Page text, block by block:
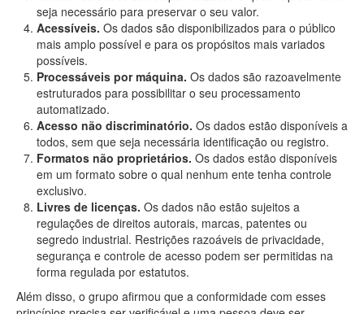
seja necessário para preservar o seu valor.
Acessíveis. Os dados são disponibilizados para o público
mais amplo possível e para os propósitos mais variados
possíveis.
Processáveis por máquina. Os dados são razoavelmente
estruturados para possibilitar o seu processamento
automatizado.
Acesso não discriminatório. Os dados estão disponíveis a
todos, sem que seja necessária identificação ou registro.
Formatos não proprietários. Os dados estão disponíveis
em um formato sobre o qual nenhum ente tenha controle
exclusivo.
Livres de licenças. Os dados não estão sujeitos a
regulações de direitos autorais, marcas, patentes ou
segredo industrial. Restrições razoáveis de privacidade,
segurança e controle de acesso podem ser permitidas na
forma regulada por estatutos.
Além disso, o grupo afirmou que a conformidade com esses